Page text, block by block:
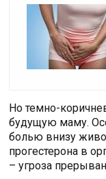
Но темно-
будущую маму.
болью внизу
прогестерона в
– угроза